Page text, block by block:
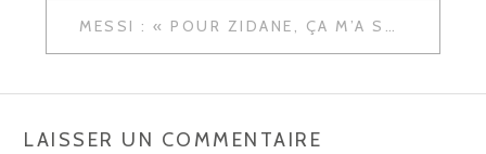
L’ARTICLE
MESSI : « POUR ZIDANE, ÇA M’A SURPRIS »
LAISSER UN COMMENTAIRE